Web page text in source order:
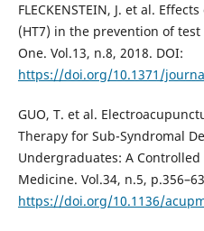
FLECKENSTEIN, J. et al.
(HT7) in the prevention of test
One. Vol.13, n.8, 2018. DOI:
https://doi.org/10.1371/
GUO, T. et al.
Therapy for Sub-Syndromal
Undergraduates: A
Medicine. Vol.34, n.5,
https://doi.org/10.1136/